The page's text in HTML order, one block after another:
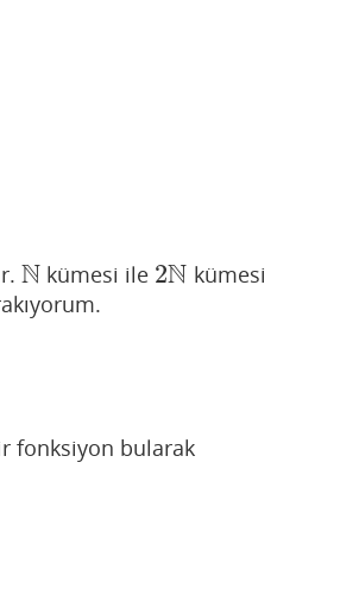
N
N kümesi ile 2N
2N kümesi
fonksiyon bularak